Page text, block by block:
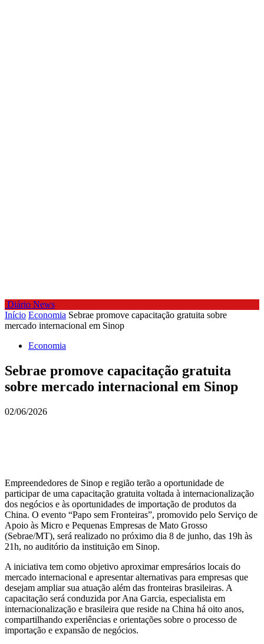
Diário News
Início Economia Sebrae promove capacitação gratuita sobre
mercado internacional em Sinop
Economia
Sebrae promove capacitação gratuita
sobre mercado internacional em Sinop
02/06/2026
Empreendedores de Sinop e região terão a oportunidade de
participar de uma capacitação gratuita voltada à internacionalização
dos negócios e às oportunidades de importação de produtos da
China. O evento “Papo sem Fronteiras”, promovido pelo Serviço de
Apoio às Micro e Pequenas Empresas de Mato Grosso
(Sebrae/MT), será realizado no próximo dia 8 de junho, das 19h às
21h, no auditório da instituição em Sinop.
A iniciativa tem como objetivo aproximar empresários locais do
mercado internacional e apresentar alternativas para empresas que
desejam ampliar sua atuação além das fronteiras brasileiras. A
capacitação será conduzida por Ana Garcia, especialista em
internacionalização e brasileira que reside na China há oito anos,
compartilhando experiências e orientações sobre o processo de
importação e expansão de negócios.